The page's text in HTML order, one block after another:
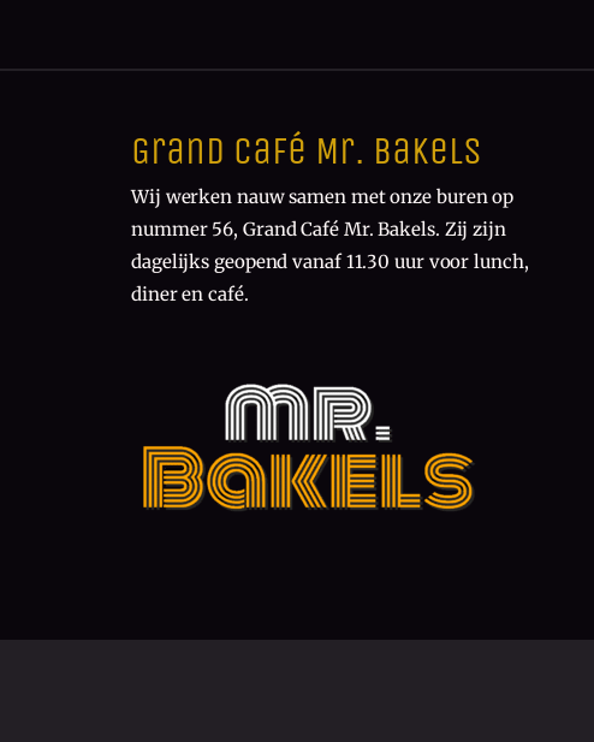
Grand Café Mr. Bakels
Wij werken nauw samen met onze buren op
nummer 56, Grand Café Mr. Bakels. Zij zijn
dagelijks geopend vanaf 11.30 uur voor lunch,
diner en café.